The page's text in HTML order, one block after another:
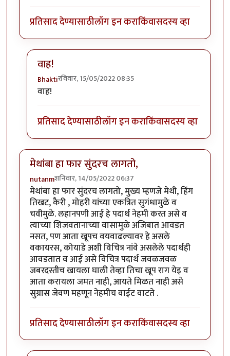
प्रतिसाद देण्यासाठीलॉग इन कराकिंवासदस्य व्हा
वाह!
Bhaktiरविवार, 15/05/2022 08:35
In reply to
वाह!
प्रतिसाद देण्यासाठीलॉग इन कराकिंवासदस्य व्हा
मेथांबा हा फार सुंदरच लागतो,
nutanmशनिवार, 14/05/2022 06:37
मेथांबा हा फार सुंदरच लागतो, मुख्य म्हणजे मेथी, हिंग
तिखट, कैरी , मोहरी यांच्या एकत्रित सुगंधामुळे व
चवीमुळे. लहानपणी आई हे पदार्थ नेहमी करत असे व
त्याच्या शिजवतानाच्या वासामुळे अजिबात आवडत
नसत, पण आता खूपच वयवाढल्यावर हे असले
वकायरस, कोयाडे अशी विचित्र नांवे असलेले पदार्थही
आवडतात व आई असे विचित्र पदार्थ जवळजवळ
जबरदस्तीच खायला घाली तेव्हा तिचा खूप राग येइ व
आता करायला जमत नाही, आयते मिळत नाही असे
सुग्रास जेवण महणून नेहमीच वाईट वाटते .
प्रतिसाद देण्यासाठीलॉग इन कराकिंवासदस्य व्हा